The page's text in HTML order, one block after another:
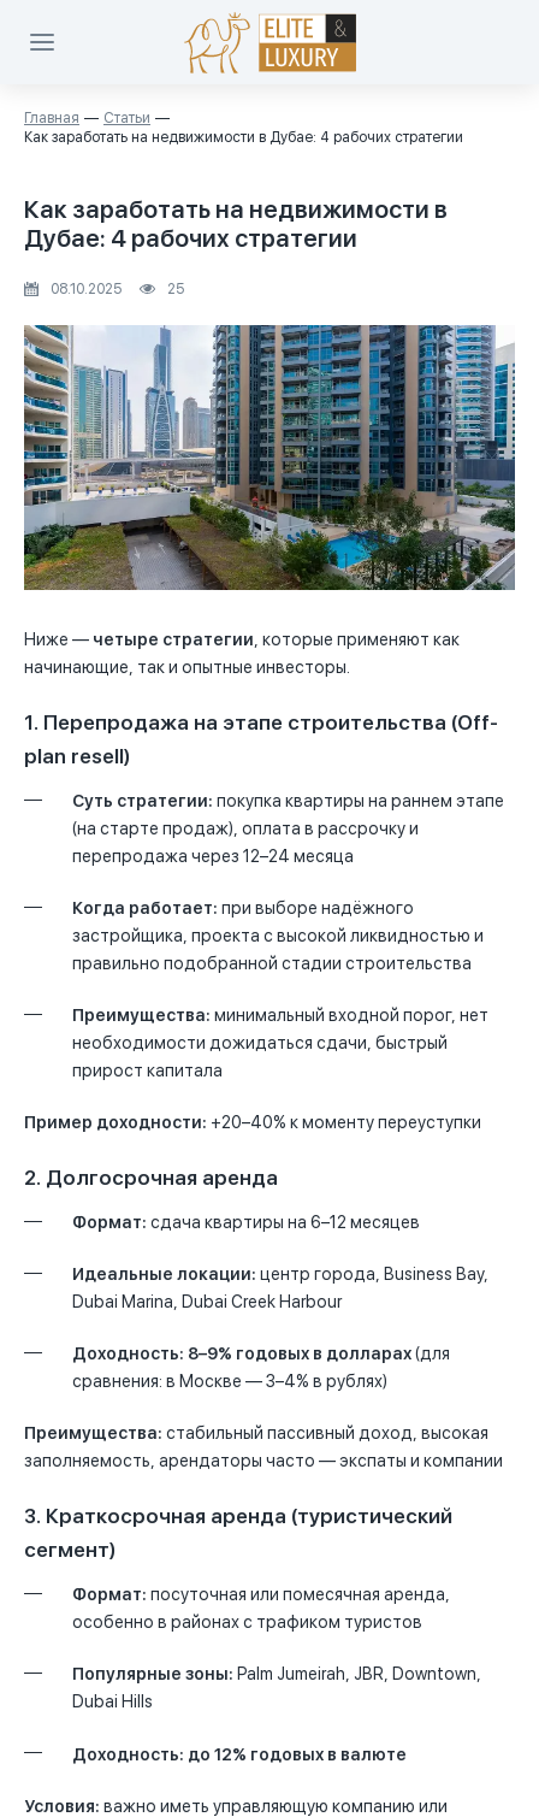
Главная
Статьи
Как заработать на недвижимости в Дубае: 4 рабочих стратегии
Как заработать на недвижимости в
Дубае: 4 рабочих стратегии
08.10.2025 25
Ниже — четыре стратегии , которые применяют как
начинающие, так и опытные инвесторы.
1. Перепродажа на этапе строительства (Off-
plan resell)
Суть стратегии: покупка квартиры на раннем этапе
(на старте продаж), оплата в рассрочку и
перепродажа через 12–24 месяца
Когда работает: при выборе надёжного
застройщика, проекта с высокой ликвидностью и
правильно подобранной стадии строительства
Преимущества: минимальный входной порог, нет
необходимости дожидаться сдачи, быстрый
прирост капитала
Пример доходности: +20–40% к моменту переуступки
2. Долгосрочная аренда
Формат: сдача квартиры на 6–12 месяцев
Идеальные локации: центр города, Business Bay,
Dubai Marina, Dubai Creek Harbour
Доходность: 8–9% годовых в долларах(для
сравнения: в Москве — 3–4% в рублях)
Преимущества: стабильный пассивный доход, высокая
заполняемость, арендаторы часто — экспаты и компании
3. Краткосрочная аренда (туристический
сегмент)
Формат: посуточная или помесячная аренда,
особенно в районах с трафиком туристов
Популярные зоны: Palm Jumeirah, JBR, Downtown,
Dubai Hills
Доходность: до 12% годовых в валюте
Условия: важно иметь управляющую компанию или